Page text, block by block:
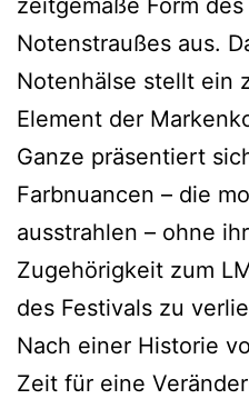
Notenstraußes aus.
Notenhälse stellt ein
Element der
Ganze präsentiert
Farbnuancen – die
ausstrahlen – ohne
Zugehörigkeit zum
des Festivals zu
Nach einer Historie
Zeit für eine